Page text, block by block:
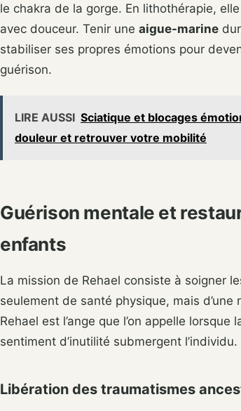
le chakra de la gorge. En lithothérapie,
avec douceur. Tenir une aigue-marine
stabiliser ses propres émotions pour
guérison.
LIRE AUSSI Sciatique et blocages
douleur et retrouver votre mobilité
Guérison mentale et
enfants
La mission de Rehael consiste à soigner
seulement de santé physique, mais
Rehael est l’ange que l’on appelle lorsque
sentiment d’inutilité submergent l’individu.
Libération des traumatismes